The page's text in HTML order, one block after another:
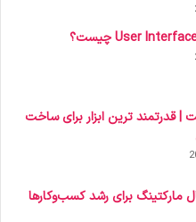
قدرتمند ترین ابزار برای ساخت
مارکتینگ برای رشد کسب‌وکارها